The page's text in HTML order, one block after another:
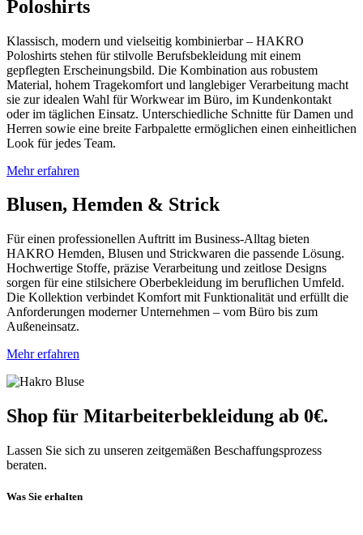
Poloshirts
Klassisch, modern und vielseitig kombinierbar – HAKRO
Poloshirts stehen für stilvolle Berufsbekleidung mit einem
gepflegten Erscheinungsbild. Die Kombination aus robustem
Material, hohem Tragekomfort und langlebiger Verarbeitung macht
sie zur idealen Wahl für Workwear im Büro, im Kundenkontakt
oder im täglichen Einsatz. Unterschiedliche Schnitte für Damen und
Herren sowie eine breite Farbpalette ermöglichen einen einheitlichen
Look für jedes Team.
Mehr erfahren
Blusen, Hemden & Strick
Für einen professionellen Auftritt im Business-Alltag bieten
HAKRO Hemden, Blusen und Strickwaren die passende Lösung.
Hochwertige Stoffe, präzise Verarbeitung und zeitlose Designs
sorgen für eine stilsichere Oberbekleidung im beruflichen Umfeld.
Die Kollektion verbindet Komfort mit Funktionalität und erfüllt die
Anforderungen moderner Unternehmen – vom Büro bis zum
Außeneinsatz.
Mehr erfahren
Shop für Mitarbeiterbekleidung ab 0€.
Lassen Sie sich zu unseren zeitgemäßen Beschaffungsprozess
beraten.
Was Sie erhalten